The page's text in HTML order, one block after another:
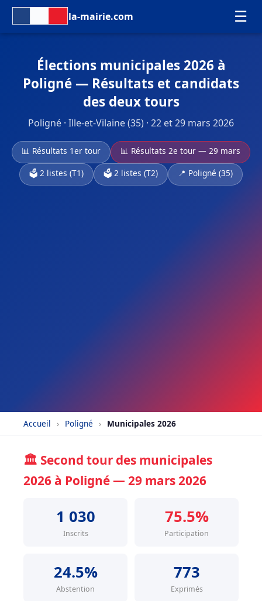
la-mairie.com ☰
Élections municipales 2026 à
Poligné — Résultats et candidats
des deux tours
Poligné · Ille-et-Vilaine (35) · 22 et 29 mars 2026
📊 Résultats 1er tour
📊 Résultats 2e tour — 29 mars
🗳️ 2 listes (T1)
🗳️ 2 listes (T2) 📍 Poligné (35)
Accueil › Poligné › Municipales 2026
🏛️ Second tour des municipales
2026 à Poligné — 29 mars 2026
1 030
Inscrits
75.5%
Participation
24.5%
Abstention
773
Exprimés